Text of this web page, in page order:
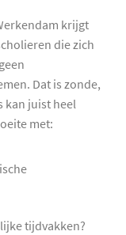
krijgt
die zich
Dat is zonde,
kan juist heel
met:
tijdvakken?